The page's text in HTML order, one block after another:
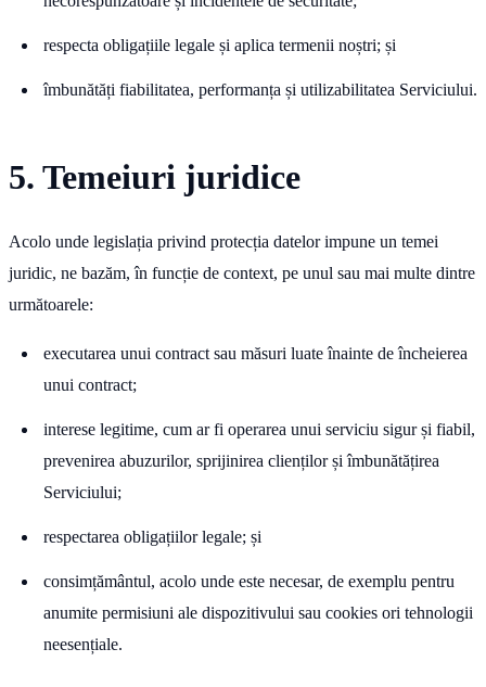
respecta obligațiile legale și aplica termenii noștri; și
îmbunătăți fiabilitatea, performanța și utilizabilitatea Serviciului.
5. Temeiuri juridice
Acolo unde legislația privind protecția datelor impune un temei
juridic, ne bazăm, în funcție de context, pe unul sau mai multe dintre
următoarele:
executarea unui contract sau măsuri luate înainte de încheierea
unui contract;
interese legitime, cum ar fi operarea unui serviciu sigur și fiabil,
prevenirea abuzurilor, sprijinirea clienților și îmbunătățirea
Serviciului;
respectarea obligațiilor legale; și
consimțământul, acolo unde este necesar, de exemplu pentru
anumite permisiuni ale dispozitivului sau cookies ori tehnologii
neesențiale.